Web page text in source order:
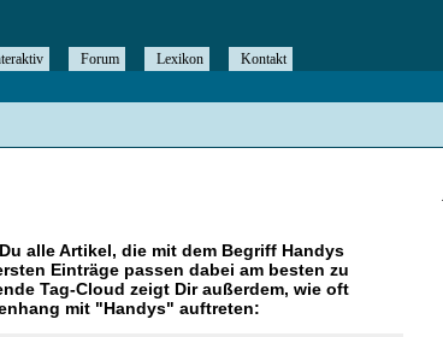
alle Artikel, die mit dem Begriff Handys
Einträge passen dabei am besten zu
Tag-Cloud zeigt Dir außerdem, wie oft
mit "Handys" auftreten:
Forum Lexikon
Kontakt